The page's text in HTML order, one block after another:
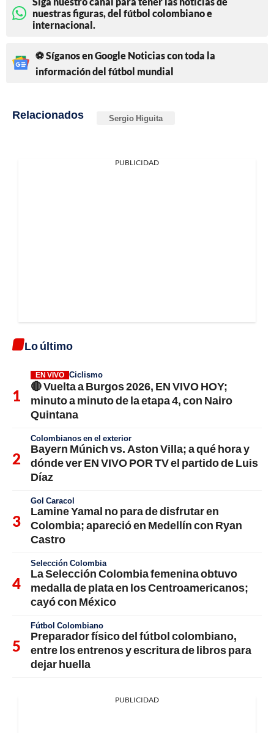
nuestras figuras, del fútbol colombiano e
internacional.
⚽ Síganos en Google Noticias con toda la
información del fútbol mundial
Relacionados Sergio Higuita
PUBLICIDAD
Lo último
EN VIVO Ciclismo
🔴 Vuelta a Burgos 2026, EN VIVO HOY;
minuto a minuto de la etapa 4, con Nairo
Quintana
Colombianos en el exterior
Bayern Múnich vs. Aston Villa; a qué hora y
dónde ver EN VIVO POR TV el partido de Luis
Díaz
Gol Caracol
Lamine Yamal no para de disfrutar en
Colombia; apareció en Medellín con Ryan
Castro
Selección Colombia
La Selección Colombia femenina obtuvo
medalla de plata en los Centroamericanos;
cayó con México
Fútbol Colombiano
Preparador físico del fútbol colombiano,
entre los entrenos y escritura de libros para
dejar huella
PUBLICIDAD